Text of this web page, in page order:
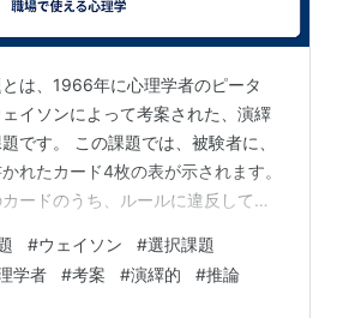
は、1966年に心理学者のピータ
イソンによって考案された、演繹
です。 この課題では、被験者に、
れたカード4枚の表が示されます。
ードのうち、ルールに違反してい
ルールは、次のとおりです。 上記
カードは存在する。 正解は、数字
#ウェイソン #選択課題
学者 #考案 #演繹的 #推論